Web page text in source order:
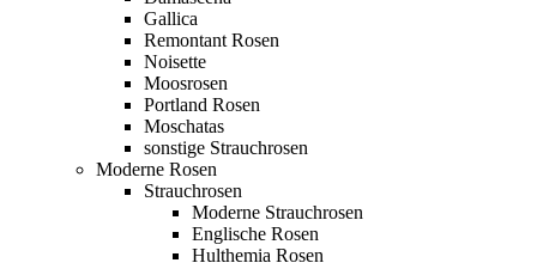
Gallica
Remontant Rosen
Noisette
Moosrosen
Portland Rosen
Moschatas
sonstige Strauchrosen
Moderne Rosen
Strauchrosen
Moderne Strauchrosen
Englische Rosen
Hulthemia Rosen